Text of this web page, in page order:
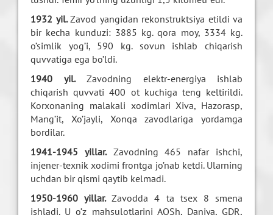
1932 yil.Zavod yangidan rekonstruktsiya etildi va
bir kecha kunduzi: 3885 kg. qora moy, 3334 kg.
o’simlik yog’i, 590 kg. sovun ishlab chiqarish
quvvatiga ega bo’ldi.
1940 yil.Zavodning elektr-energiya ishlab
chiqarish quvvati 400 ot kuchiga teng keltirildi.
Korxonaning malakali xodimlari Xiva, Hazorasp,
Mang’it, Xo’jayli, Xonqa zavodlariga yordamga
bordilar.
1941-1945 yillar.Zavodning 465 nafar ishchi,
injener-texnik xodimi frontga jo’nab ketdi. Ularning
uchdan bir qismi qaytib kelmadi.
1950-1960 yillar.Zavodda 4 ta tsex 8 smena
ishladi. U o’z mahsulotlarini AQSh, Daniya, GDR,